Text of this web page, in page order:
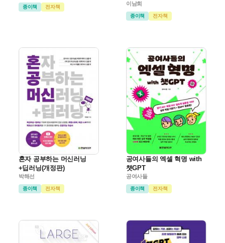
종이책 전자책
이남희
종이책 전자책
혼자 공부하는 머신러닝
+딥러닝(개정판)
박해선
종이책 전자책
공여사들의 엑셀 혁명 with
챗GPT
공여사들
종이책 전자책